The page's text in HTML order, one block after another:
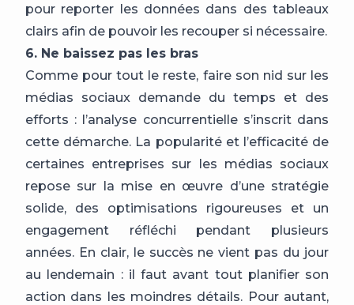
pour reporter les données dans des tableaux
clairs afin de pouvoir les recouper si nécessaire.
6. Ne baissez pas les bras
Comme pour tout le reste, faire son nid sur les
médias sociaux demande du temps et des
efforts : l’analyse concurrentielle s’inscrit dans
cette démarche. La popularité et l’efficacité de
certaines entreprises sur les médias sociaux
repose sur la mise en œuvre d’une stratégie
solide, des optimisations rigoureuses et un
engagement réfléchi pendant plusieurs
années. En clair, le succès ne vient pas du jour
au lendemain : il faut avant tout planifier son
action dans les moindres détails. Pour autant,